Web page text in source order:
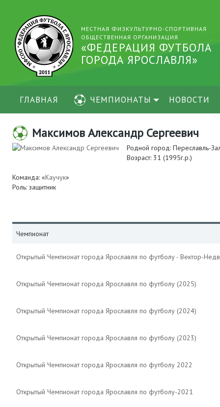
МЕСТНАЯ ФИЗКУЛЬТУРНО-СПОРТИВНАЯ
ОБЩЕСТВЕННАЯ ОРГАНИЗАЦИЯ
«ФЕДЕРАЦИЯ ФУТБОЛА
ГОРОДА ЯРОСЛАВЛЯ»
ГЛАВНАЯ ЧЕМПИОНАТЫ НОВОСТИ
Максимов Александр Сергеевич
Родной город: Переславль-
Возраст: 31 (1995г.р.)
Команда: «Каучук»
Роль: защитник
Чемпионат
Открытый Чемпионат города Ярославля по футболу - Вектор-
Открытый Чемпионат города Ярославля по футболу (2025)
Открытый Чемпионат города Ярославля по футболу (2024)
Открытый Чемпионат города Ярославля по футболу (2023)
Открытый Чемпионат города Ярославля по футболу 2022
Открытый Чемпионат города Ярославля по футболу-2021